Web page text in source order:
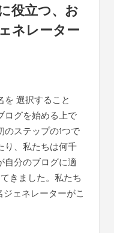
役立つ、お
ネレーター
を 選択すること
ログを始める上で
のステップの1つで
り、私たちは何千
自分のブログに適
きました。私たち
ェネレーターがこ